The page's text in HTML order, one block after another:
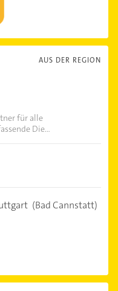
AUS DER REGION
für alle
Die...
(Bad Cannstatt)